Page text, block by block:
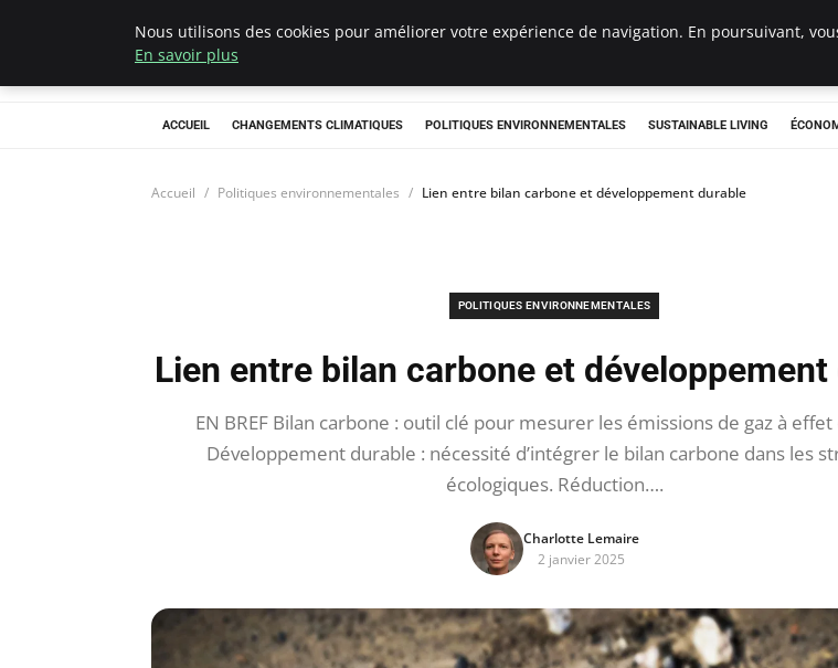
Climategatecountryclub.com
ACCUEIL CHANGEMENTS CLIMATIQUES POLITIQUES ENVIRONNEMENTALES SUSTAINABLE LIVING
Accueil Politiques environnementales Lien entre bilan carbone et développement durable
POLITIQUES ENVIRONNEMENTALES
Lien entre bilan carbone et développement
EN BREF Bilan carbone : outil clé pour mesurer les émissions de gaz à
Développement durable : nécessité d’intégrer le bilan carbone dans les
écologiques. Réduction….
Charlotte Lemaire
2 janvier 2025
Nous utilisons des cookies pour améliorer votre expérience de navigation. En poursuivant,
En savoir plus